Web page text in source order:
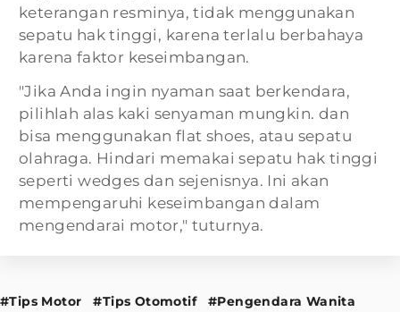
keterangan resminya, tidak menggunakan
sepatu hak tinggi, karena terlalu berbahaya
karena faktor keseimbangan.
"Jika Anda ingin nyaman saat berkendara,
pilihlah alas kaki senyaman mungkin. dan
bisa menggunakan flat shoes, atau sepatu
olahraga. Hindari memakai sepatu hak tinggi
seperti wedges dan sejenisnya. Ini akan
mempengaruhi keseimbangan dalam
mengendarai motor," tuturnya.
#Tips Motor #Tips Otomotif
#Pengendara Wanita